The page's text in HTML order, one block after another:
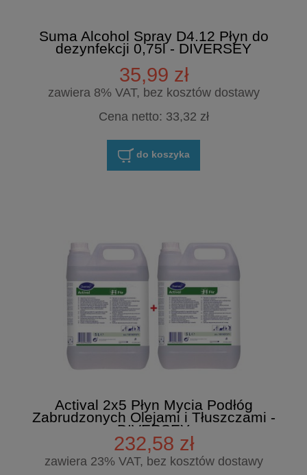
Suma Alcohol Spray D4.12 Płyn do
dezynfekcji 0,75l - DIVERSEY
35,99 zł
zawiera 8% VAT, bez kosztów dostawy
Cena netto: 33,32 zł
do koszyka
Actival 2x5 Płyn Mycia Podłóg
Zabrudzonych Olejami i Tłuszczami -
DIVERSEY
232,58 zł
zawiera 23% VAT, bez kosztów dostawy